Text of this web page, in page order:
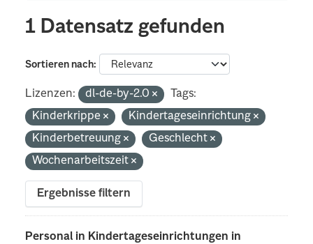
1 Datensatz gefunden
Sortieren nach
Lizenzen: dl-de-by-2.0
Tags:
Kinderkrippe
Kindertageseinrichtung
Kinderbetreuung
Geschlecht
Wochenarbeitszeit
Ergebnisse filtern
Personal in Kindertageseinrichtungen in